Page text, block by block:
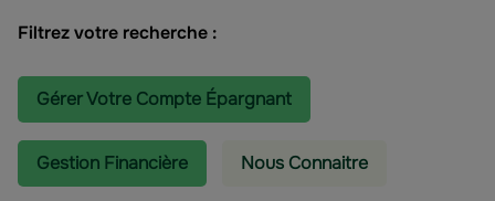
Filtrez votre recherche :
Gérer Votre Compte Épargnant
Gestion Financière Nous Connaitre